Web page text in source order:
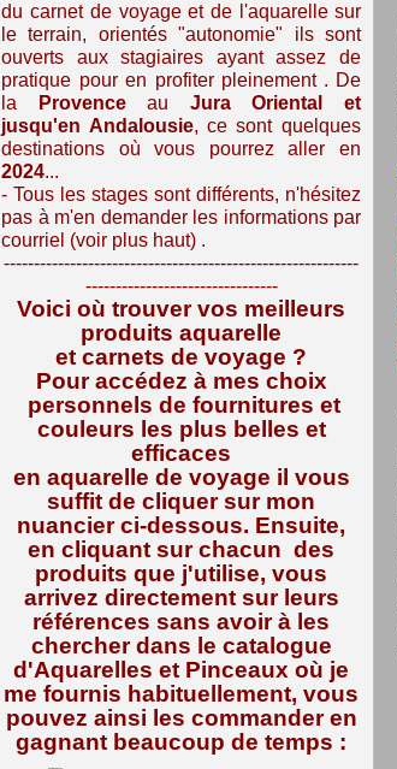
du carnet de voyage et de l'aquarelle sur
le terrain, orientés "autonomie" ils sont
ouverts aux stagiaires ayant assez de
pratique pour en profiter pleinement . De
la
Provenceau Jura Oriental
et
jusqu'en Andalousie, ce sont quelques
destinations où vous pourrez aller en
2024...
- Tous les stages sont différents, n'hésitez
pas à m'en demander les informations par
courriel (voir plus haut) .
-----------------------------------------------------------
--------------------------------
Voici où trouver vos meilleurs
produits aquarelle
et carnets de voyage ?
Pour accédez à mes choix
personnels de fournitures et
couleurs les plus belles et
efficaces
en aquarelle de voyage il vous
suffit de cliquer sur mon
nuancier ci-dessous. Ensuite,
en cliquant sur chacun des
produits que j'utilise, vous
arrivez directement sur leurs
références sans avoir à les
chercher dans le catalogue
d'Aquarelles et Pinceaux où je
me fournis habituellement, vous
pouvez ainsi les commander en
gagnant beaucoup de temps :